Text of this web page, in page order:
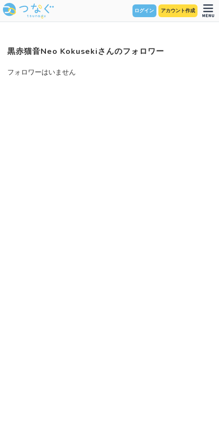
ログイン アカウント作成
黒赤猫音Neo Kokusekiさんのフォロワー
フォロワーはいません